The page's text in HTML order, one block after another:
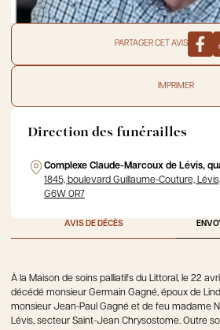
PARTAGER CET AVIS
IMPRIMER
Direction des funérailles
Complexe Claude-Marcoux de Lévis,
1845, boulevard Guillaume-Couture,
G6W 0R7
AVIS DE DÉCÈS
À la Maison de soins palliatifs du Littoral, le 22
décédé monsieur Germain Gagné, époux de
monsieur Jean-Paul Gagné et de feu madame
Lévis, secteur Saint-Jean Chrysostome. Outre